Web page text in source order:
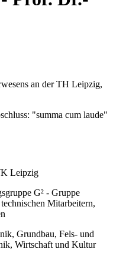
an der TH Leipzig,
"summa cum laude"
Leipzig
G² - Gruppe
Mitarbeitern,
Grundbau, Fels- und
Wirtschaft und Kultur